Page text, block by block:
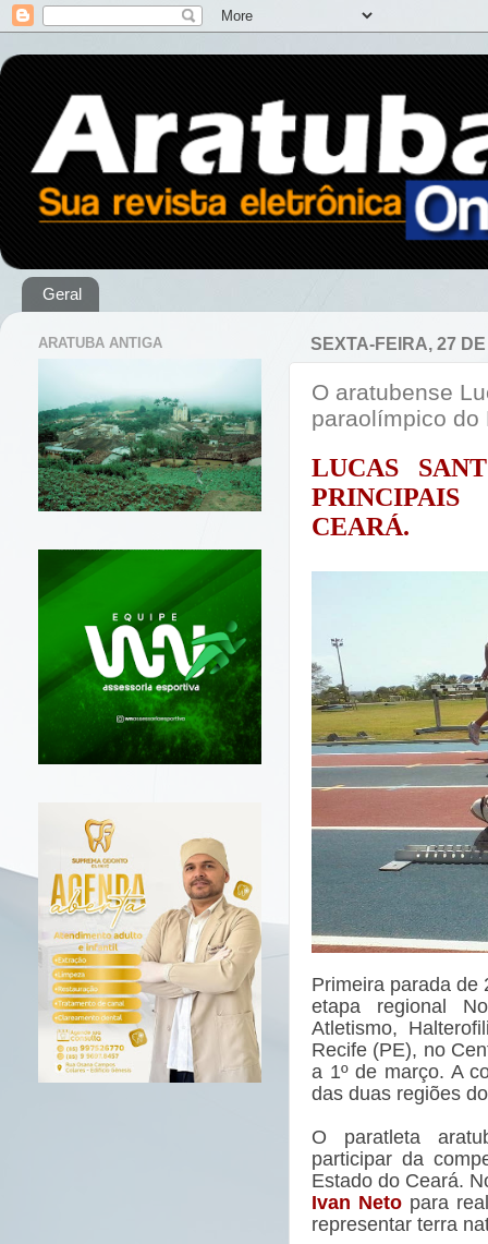
Geral
SEXTA-FEIRA, 27
O aratubense
paraolímpico do
LUCAS
CEARÁ.
Primeira parada
etapa regional
Atletismo,
Recife (PE), no
a 1º de março. A
das duas regiões
O paratleta
participar da
Estado do Ceará.
Ivan Neto para
representar terra
ARATUBA ANTIGA